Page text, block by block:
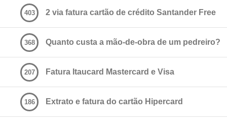
2 via fatura cartão de crédito Santander Free
403
Quanto custa a mão-de-obra de um pedreiro?
368
Fatura Itaucard Mastercard e Visa
207
Extrato e fatura do cartão Hipercard
186